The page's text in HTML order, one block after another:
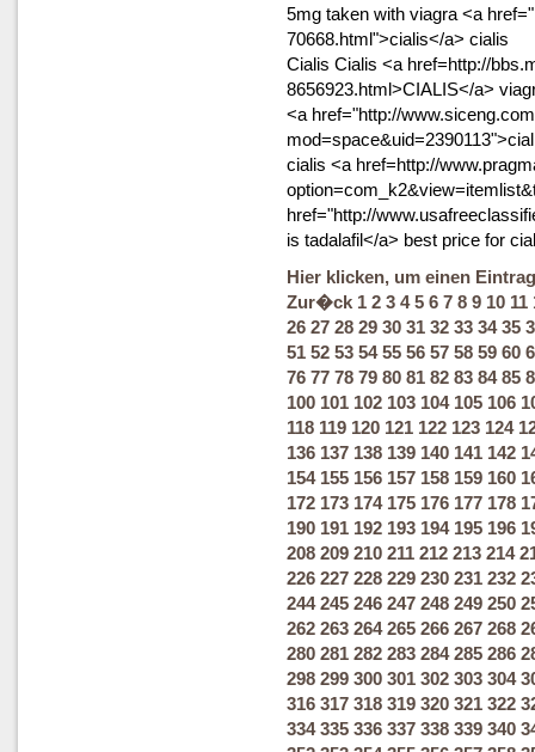
5mg taken with viagra <a
70668.html">cialis</a> cialis
Cialis Cialis <a href=http://
8656923.html>CIALIS</a>
<a href="http://
cialis <a href=http://
href="http://
is tadalafil</a> best price for
Hier klicken, um einen
Zur�ck 1 2 3 4 5 6 7 8 9 10 11
26 27 28 29 30 31 32 33 34 35
51 52 53 54 55 56 57 58 59 60
76 77 78 79 80 81 82 83 84 85
100 101 102 103 104 105 106
118 119 120 121 122 123 124
136 137 138 139 140 141 142
154 155 156 157 158 159 160
172 173 174 175 176 177 178
190 191 192 193 194 195 196
208 209 210 211 212 213 214
226 227 228 229 230 231 232
244 245 246 247 248 249 250
262 263 264 265 266 267 268
280 281 282 283 284 285 286
298 299 300 301 302 303 304
316 317 318 319 320 321 322
334 335 336 337 338 339 340